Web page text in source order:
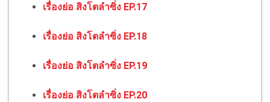
เรื่องย่อ สิงโตลำซิ่ง EP.17
เรื่องย่อ สิงโตลำซิ่ง EP.18
เรื่องย่อ สิงโตลำซิ่ง EP.19
เรื่องย่อ สิงโตลำซิ่ง EP.20